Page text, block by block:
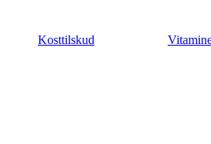
indholdKosttilskud